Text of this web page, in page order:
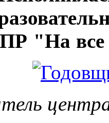
"На все